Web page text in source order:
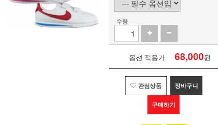
수량
옵션 적용가 68,000원
관심상품 장바구니
구매하기